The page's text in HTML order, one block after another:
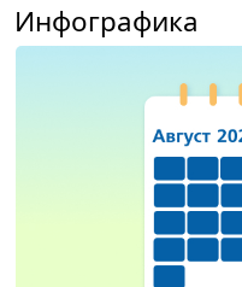
Инфографика